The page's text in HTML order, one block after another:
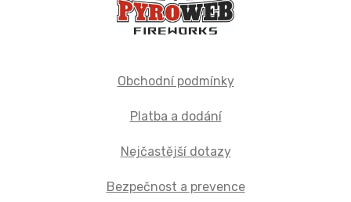
Obchodní podmínky
Platba a dodání
Nejčastější dotazy
Bezpečnost a prevence